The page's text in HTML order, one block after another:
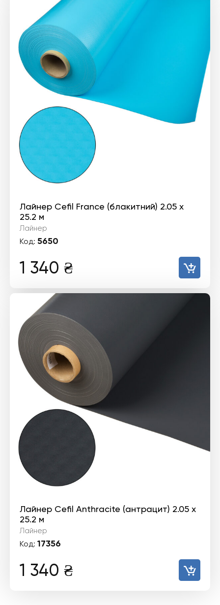
Лайнер Cefil France (блакитний) 2.05 х
25.2 м
Лайнер
Код: 5650
1 340 ₴
Лайнер Cefil Anthracite (антрацит) 2.05 х
25.2 м
Лайнер
Код: 17356
1 340 ₴